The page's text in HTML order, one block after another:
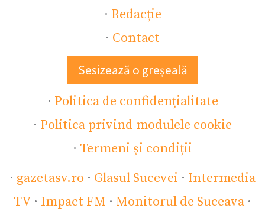
· Redacție
· Contact
Sesizează o greșeală
· Politica de confidențialitate
· Politica privind modulele cookie
· Termeni și condiții
· gazetasv.ro · Glasul Sucevei · Intermedia
TV · Impact FM · Monitorul de Suceava ·